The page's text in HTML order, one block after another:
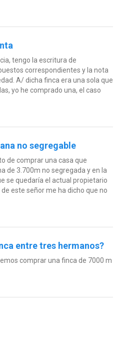
tengo la escritura de
correspondientes y la nota
A/ dicha finca era una sola que
yo he comprado una, el caso
no segregable
de comprar una casa que
de 3.700m no segregada y en la
se quedaría el actual propietario
este señor me ha dicho que no
entre tres hermanos?
comprar una finca de 7000 m